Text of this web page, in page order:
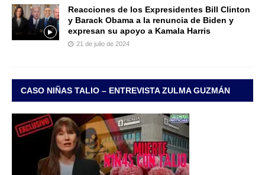
Reacciones de los Expresidentes Bill Clinton
y Barack Obama a la renuncia de Biden y
expresan su apoyo a Kamala Harris
21 de julio de 2024
CASO NIÑAS TALIO – ENTREVISTA ZULMA GUZMÁN